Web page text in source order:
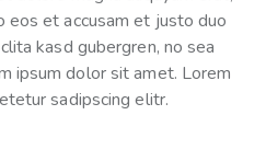
et accusam et justo duo
kasd gubergren, no sea
ipsum dolor sit amet. Lorem
sadipscing elitr.